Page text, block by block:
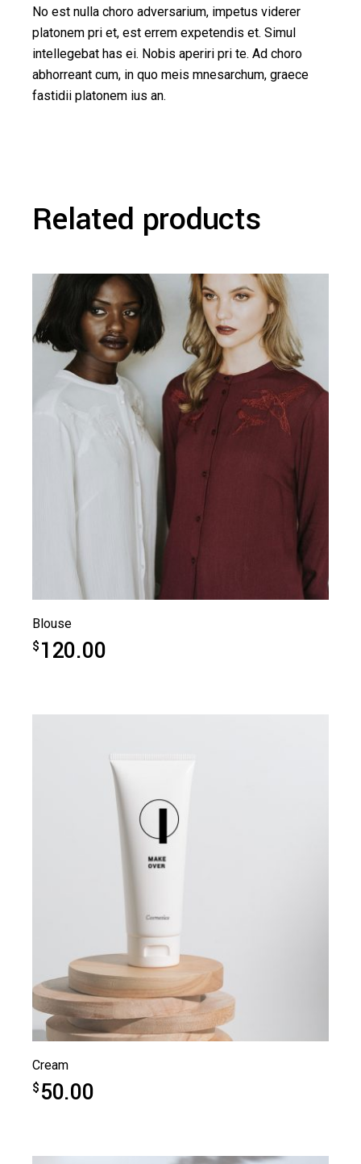
No est nulla choro adversarium, impetus viderer
platonem pri et, est errem expetendis et. Simul
intellegebat has ei. Nobis aperiri pri te. Ad choro
abhorreant cum, in quo meis mnesarchum, graece
fastidii platonem ius an.
Related products
Blouse
$120.00
Cream
$50.00